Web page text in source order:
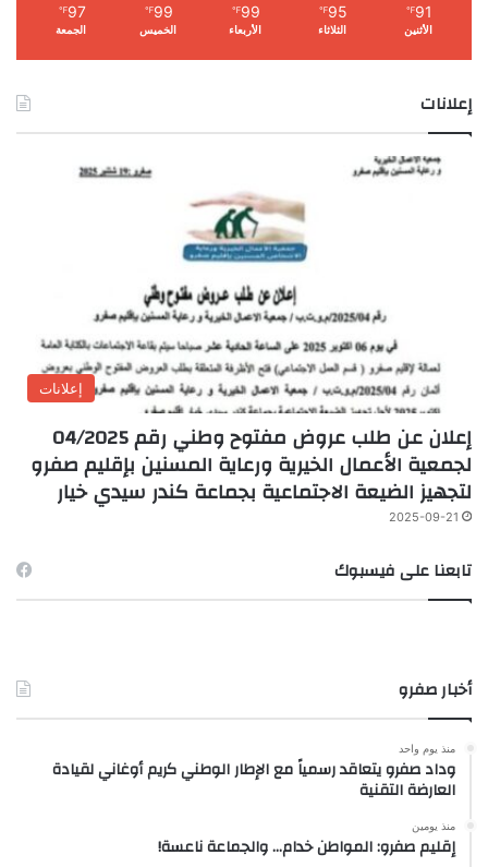
91
℉
الأثنين
95
℉
الثلاثاء
99
℉
الأربعاء
99
℉
الخميس
97
℉
الجمعة
إعلانات
إعلانات
إعلان عن طلب عروض مفتوح وطني رقم 04/2025
لجمعية الأعمال الخيرية ورعاية المسنين بإقليم صفرو
لتجهيز الضيعة الاجتماعية بجماعة كندر سيدي خيار
2025-09-21
تابعنا على فيسبوك
أخبار صفرو
منذ يوم واحد
وداد صفرو يتعاقد رسمياً مع الإطار الوطني كريم أوغاني لقيادة
العارضة التقنية
منذ يومين
إقليم صفرو: المواطن خدام… والجماعة ناعسة!